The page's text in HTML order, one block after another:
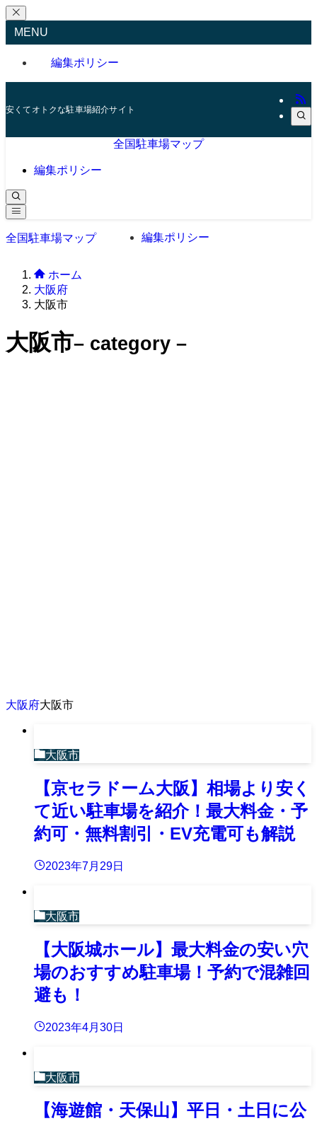
MENU
編集ポリシー
安くてオトクな駐車場紹介サイト
全国駐車場マップ
編集ポリシー
全国駐車場マップ 編集ポリシー
ホーム
大阪府
大阪市
大阪市– category –
大阪府大阪市
大阪市
【京セラドーム大阪】相場より安く
て近い駐車場を紹介！最大料金・予
約可・無料割引・EV充電可も解説
2023年7月29日
大阪市
【大阪城ホール】最大料金の安い穴
場のおすすめ駐車場！予約で混雑回
避も！
2023年4月30日
大阪市
【海遊館・天保山】平日・土日に公